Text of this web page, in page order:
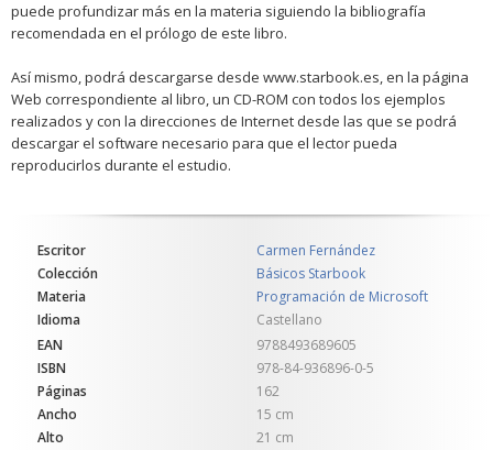
puede profundizar más en la materia siguiendo la bibliografía
recomendada en el prólogo de este libro.
Así mismo, podrá descargarse desde www.starbook.es, en la página
Web correspondiente al libro, un CD-ROM con todos los ejemplos
realizados y con la direcciones de Internet desde las que se podrá
descargar el software necesario para que el lector pueda
reproducirlos durante el estudio.
Escritor
Carmen Fernández
Colección
Básicos Starbook
Materia
Programación de Microsoft
Idioma
Castellano
EAN
9788493689605
ISBN
978-84-936896-0-5
Páginas
162
Ancho
15 cm
Alto
21 cm